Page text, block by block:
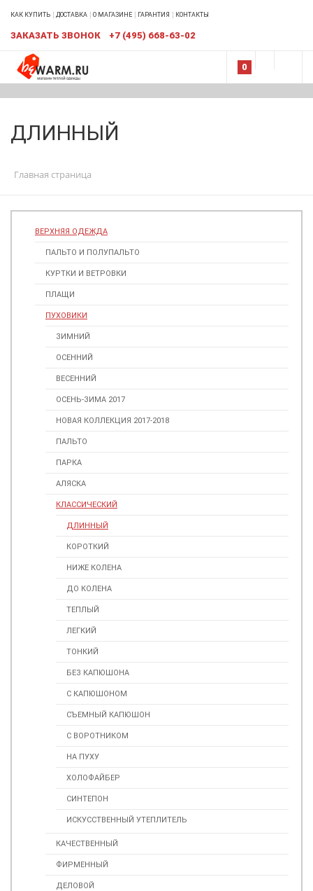
КАК КУПИТЬ ДОСТАВКА О МАГАЗИНЕ ГАРАНТИЯ КОНТАКТЫ
ЗАКАЗАТЬ ЗВОНОК +7 (495) 668-63-02
0
ДЛИННЫЙ
Главная страница
ВЕРХНЯЯ ОДЕЖДА
ПАЛЬТО И ПОЛУПАЛЬТО
КУРТКИ И ВЕТРОВКИ
ПЛАЩИ
ПУХОВИКИ
ЗИМНИЙ
ОСЕННИЙ
ВЕСЕННИЙ
ОСЕНЬ-ЗИМА 2017
НОВАЯ КОЛЛЕКЦИЯ 2017-2018
ПАЛЬТО
ПАРКА
АЛЯСКА
КЛАССИЧЕСКИЙ
ДЛИННЫЙ
КОРОТКИЙ
НИЖЕ КОЛЕНА
ДО КОЛЕНА
ТЕПЛЫЙ
ЛЕГКИЙ
ТОНКИЙ
БЕЗ КАПЮШОНА
С КАПЮШОНОМ
СЪЕМНЫЙ КАПЮШОН
С ВОРОТНИКОМ
НА ПУХУ
ХОЛОФАЙБЕР
СИНТЕПОН
ИСКУСCТВЕННЫЙ УТЕПЛИТЕЛЬ
КАЧЕСТВЕННЫЙ
ФИРМЕННЫЙ
ДЕЛОВОЙ